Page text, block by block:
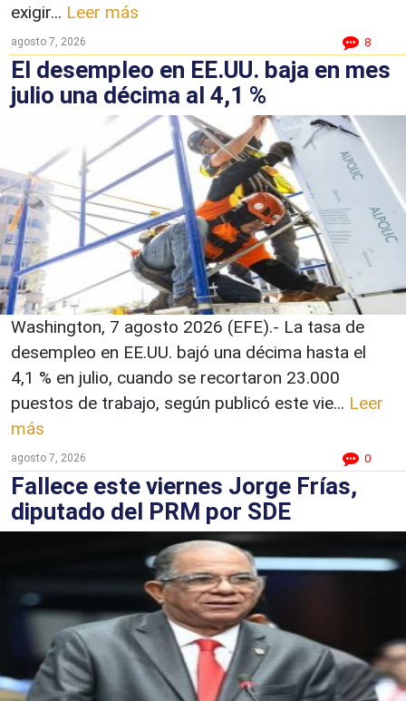
exigir... Leer más
agosto 7, 2026 8
El desempleo en EE.UU. baja en mes
julio una décima al 4,1 %
Washington, 7 agosto 2026 (EFE).- La tasa de
desempleo en EE.UU. bajó una décima hasta el
4,1 % en julio, cuando se recortaron 23.000
puestos de trabajo, según publicó este vie... Leer
más
agosto 7, 2026 0
Fallece este viernes Jorge Frías,
diputado del PRM por SDE